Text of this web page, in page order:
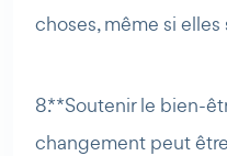
choses, même si
8. **Soutenir le bien-
changement peut